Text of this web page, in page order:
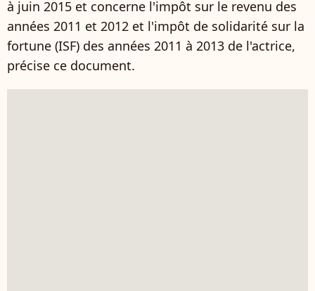
à juin 2015 et concerne l'impôt sur le revenu des
années 2011 et 2012 et l'impôt de solidarité sur la
fortune (ISF) des années 2011 à 2013 de l'actrice,
précise ce document.